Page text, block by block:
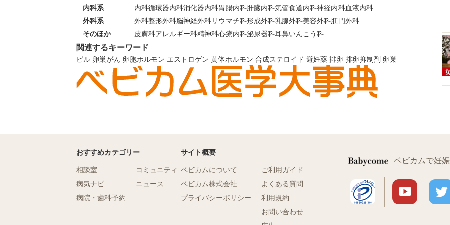
内科系 内科循環器内科消化器内科胃腸内科肝臓内科気管食道内科神経内科血液内科
外科系
外科整形外科脳神経外科リウマチ科形成外科乳腺外科美容外科肛門外科
そのほか
皮膚科アレルギー科精神科心療内科泌尿器科耳鼻いんこう科
関連するキーワード
ピル 卵巣がん 卵胞ホルモン エストロゲン 黄体ホルモン 合成ステロイド 避妊薬 排卵 排卵抑制剤 卵巣
ベビカムで妊
おすすめカテゴリー
相談室
病気ナビ
病院・歯科予約
コミュニティ
ニュース
サイト概要
ベビカムについて
ベビカム株式会社
プライバシーポリシー
ご利用ガイド
よくある質問
利用規約
お問い合わせ